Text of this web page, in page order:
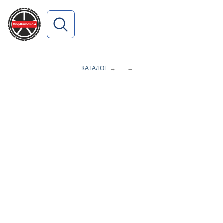
КАТАЛОГ → ... → ...